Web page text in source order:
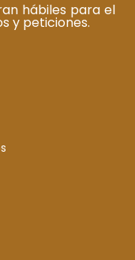
hábiles para el
y peticiones.